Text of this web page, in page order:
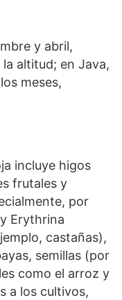
y abril,
altitud; en Java,
meses,
incluye higos
frutales y
por
Erythrina
castañas),
semillas (por
como el arroz y
a los cultivos,